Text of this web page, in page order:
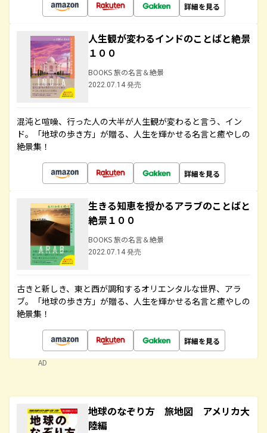
詳細を見る
人生観が変わるインドのことばと絶景
１００
BOOKS 旅の名言＆絶景
2022.07.14 発売
混沌と喧噪、行った人の大半が人生観が変わると言う、イン
ド。「地球の歩き方」が贈る、人生を輝かせる名言と癒やしの
絶景集！
詳細を見る
生きる知恵を授かるアラブのことばと
絶景１００
BOOKS 旅の名言＆絶景
2022.07.14 発売
古きと新しき、東と西が調和するオリエンタルな世界、アラ
ブ。「地球の歩き方」が贈る、人生を輝かせる名言と癒やしの
絶景集！
詳細を見る
AD
地球のなぞり方 旅地図 アメリカ大
陸編